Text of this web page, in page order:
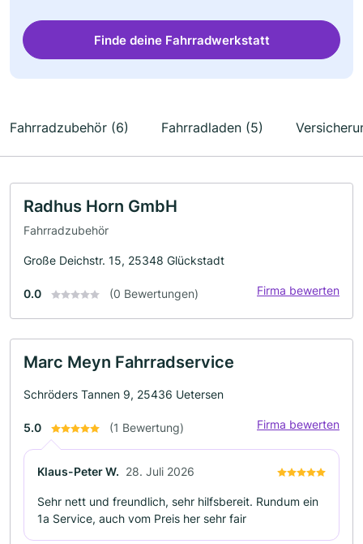
Finde deine Fahrradwerkstatt
Fahrradzubehör (6) Fahrradladen (5)
Radhus Horn GmbH
Fahrradzubehör
Große Deichstr. 15, 25348 Glückstadt
0.0 (0 Bewertungen) Firma bewerten
Marc Meyn Fahrradservice
Schröders Tannen 9, 25436 Uetersen
5.0 (1 Bewertung) Firma bewerten
Klaus-Peter W. 28. Juli 2026
Sehr nett und freundlich, sehr hilfsbereit. Rundum ein
1a Service, auch vom Preis her sehr fair